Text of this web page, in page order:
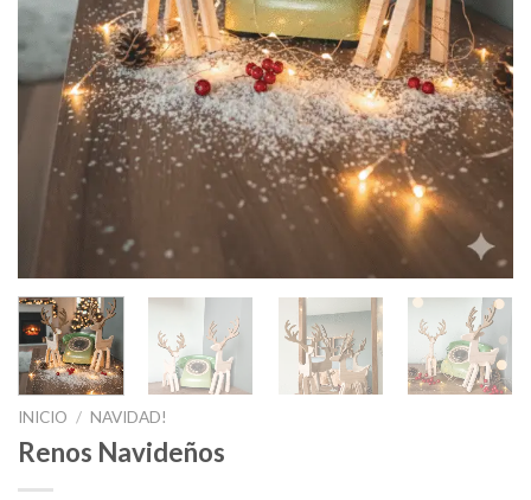
INICIO / NAVIDAD!
Renos Navideños